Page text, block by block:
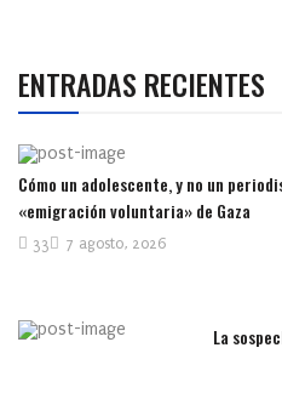
ENTRADAS RECIENTES
Cómo un adolescente, y no un
«emigración voluntaria» de Gaza
7 agosto, 2026
33
La